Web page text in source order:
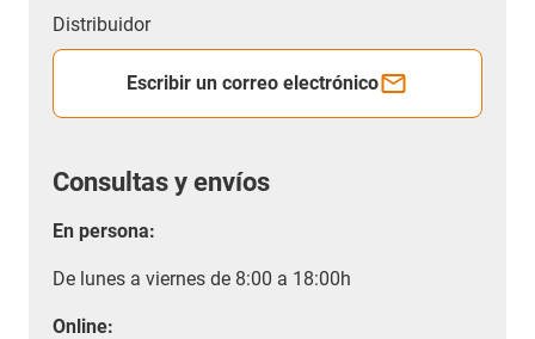
Distribuidor
Escribir un correo electrónico
Consultas y envíos
En persona:
De lunes a viernes de 8:00 a 18:00h
Online: